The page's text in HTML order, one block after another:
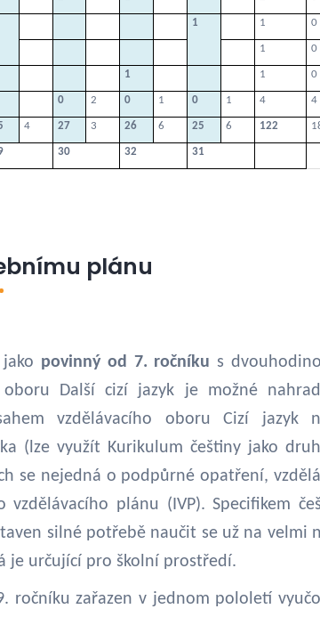
1 1 0
1 0
1 1 0
0 2 0 1 0 1 4 4
4 27 3 26 6 25 6 122
30 32 31
plánu
povinný od 7. ročníku s
oboru Další cizí jazyk je možné
vzdělávacího oboru Cizí jazyk
(lze využít Kurikulum češtiny jako
se nejedná o podpůrné opatření,
plánu (IVP). Specifikem
silné potřebě naučit se už na velmi
je určující pro školní prostředí.
ročníku zařazen v jednom pololetí